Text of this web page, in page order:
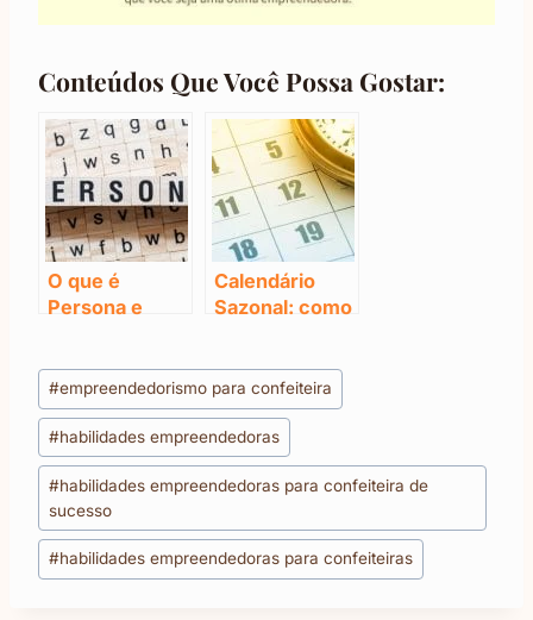
Conteúdos Que Você Possa Gostar:
O que é
Persona e
Exemplos para
Confeiteiras)
Calendário
Sazonal: como
sucesso em 6
passos
Tags
do
Post:
#empreendedorismo para confeiteira
#habilidades empreendedoras
#habilidades empreendedoras para confeiteira de
sucesso
#habilidades empreendedoras para confeiteiras